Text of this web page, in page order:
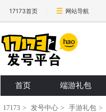
17173首页 网站导航
首页 端游礼包
17173 > 发号中心 > 手游礼包 >